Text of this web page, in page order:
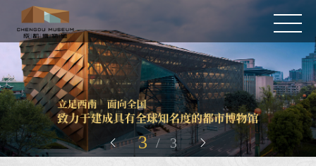
 3 / 3 